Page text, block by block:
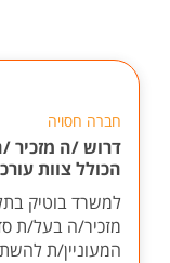
חברה חסויה
דרוש /ה מזכיר
הכולל צוות
למשרד בוטיק
מזכיר/ה בעל/ת
המעוניין/ת